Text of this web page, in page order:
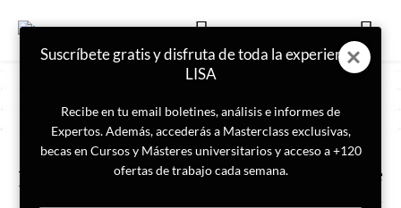
ETIQUETA
perfil psicológico del delincuente
Suscríbete gratis y disfruta de toda la experiencia
LISA
Recibe en tu email boletines, análisis e informes de
Expertos. Además, accederás a Masterclass exclusivas,
becas en Cursos y Másteres universitarios y acceso a +120
ofertas de trabajo cada semana.